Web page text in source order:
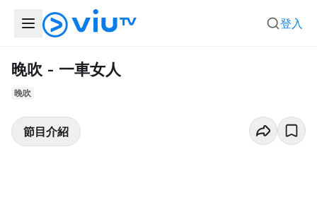
登入
晚吹 - 一車女人
晚吹
節目介紹